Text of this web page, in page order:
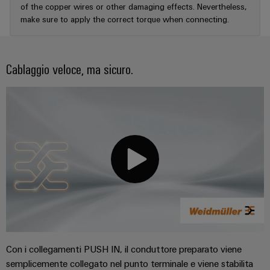
of the copper wires or other damaging effects. Nevertheless,
make sure to apply the correct torque when connecting.
Cablaggio veloce, ma sicuro.
Con i collegamenti PUSH IN, il conduttore preparato viene
semplicemente collegato nel punto terminale e viene stabilita